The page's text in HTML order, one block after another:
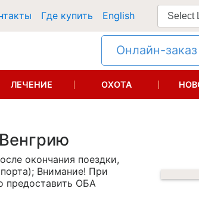
Где купить English
Онлайн-
ЛЕЧЕНИЕ ОХОТА
окончания поездки,
Внимание! При
предоставить ОБА